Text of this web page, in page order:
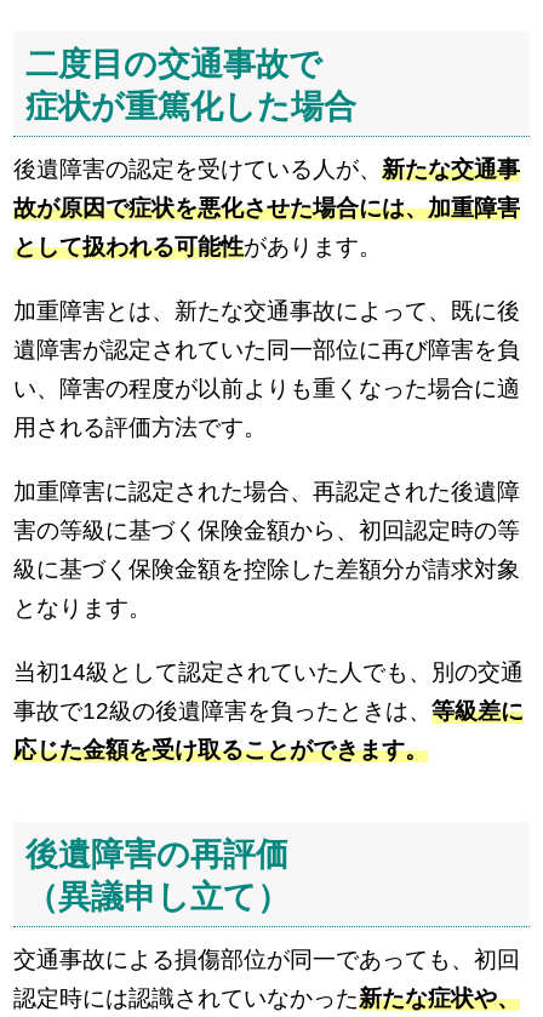
二度目の交通事故で
症状が重篤化した場合
後遺障害の認定を受けている人が、新たな交通事
故が原因で症状を悪化させた場合には、加重障害
として扱われる可能性があります。
加重障害とは、新たな交通事故によって、既に後
遺障害が認定されていた同一部位に再び障害を負
い、障害の程度が以前よりも重くなった場合に適
用される評価方法です。
加重障害に認定された場合、再認定された後遺障
害の等級に基づく保険金額から、初回認定時の等
級に基づく保険金額を控除した差額分が請求対象
となります。
当初14級として認定されていた人でも、別の交通
事故で12級の後遺障害を負ったときは、等級差に
応じた金額を受け取ることができます。
後遺障害の再評価
（異議申し立て）
交通事故による損傷部位が同一であっても、初回
認定時には認識されていなかった新たな症状や、